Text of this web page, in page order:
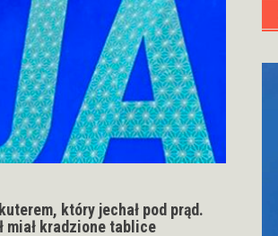
który jechał pod prąd.
miał kradzione tablice